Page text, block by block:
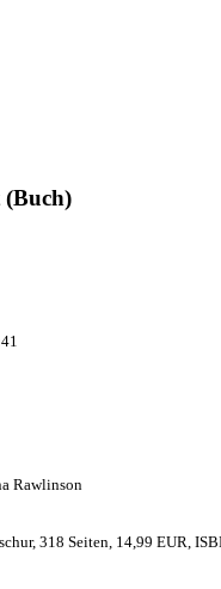
Rawlinson
318 Seiten, 14,99 EUR,